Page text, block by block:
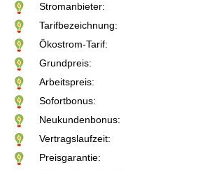
Stromanbieter:
Tarifbezeichnung:
Ökostrom-Tarif:
Grundpreis:
Arbeitspreis:
Sofortbonus:
Neukundenbonus:
Vertragslaufzeit:
Preisgarantie: